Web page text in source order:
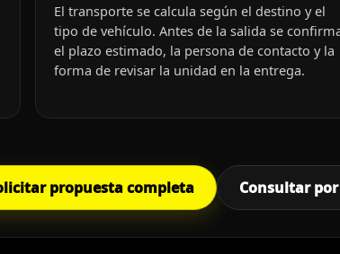
El transporte se calcula según el destino y el
tipo de vehículo. Antes de la salida se
el plazo estimado, la persona de contacto y la
forma de revisar la unidad en la entrega.
propuesta completa Consultar